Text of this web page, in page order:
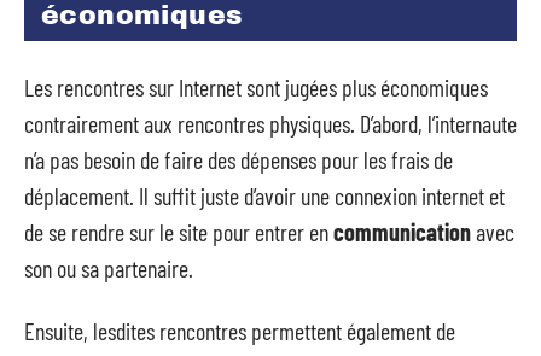
économiques
Les rencontres sur Internet sont jugées plus économiques
contrairement aux rencontres physiques. D’abord, l’internaute
n’a pas besoin de faire des dépenses pour les frais de
déplacement. Il suffit juste d’avoir une connexion internet et
de se rendre sur le site pour entrer encommunicationavec
son ou sa partenaire.
Ensuite, lesdites rencontres permettent également de